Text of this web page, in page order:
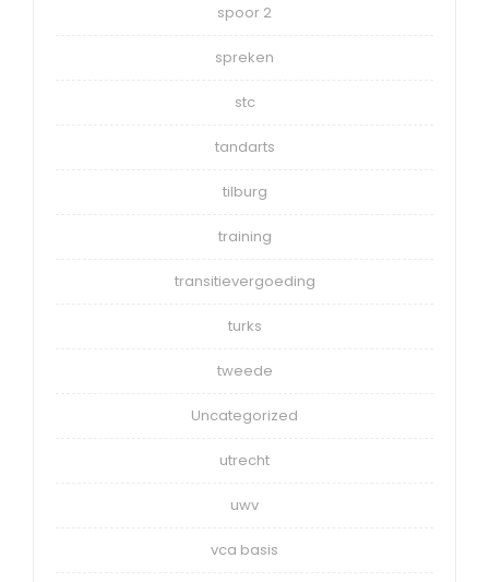
spoor 2
spreken
stc
tandarts
tilburg
training
transitievergoeding
turks
tweede
Uncategorized
utrecht
uwv
vca basis